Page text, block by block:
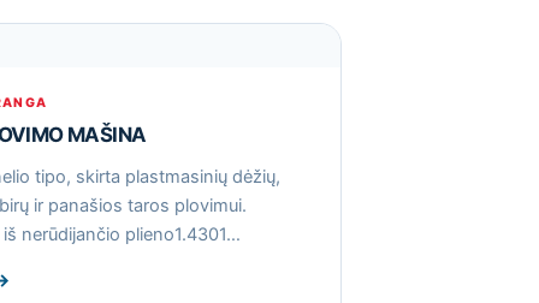
MAŠINA
tipo, skirta plastmasinių dėžių,
ir panašios taros plovimui.
nerūdijančio plieno1.4301…